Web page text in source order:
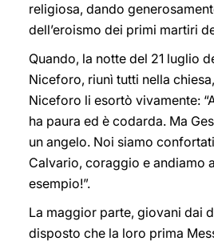
religiosa, dando
dell’eroismo dei primi martiri
Quando, la notte del 21 luglio
Niceforo, riunì tutti nella
Niceforo li esortò vivamente:
ha paura ed è codarda. Ma
un angelo. Noi siamo
Calvario, coraggio e andiamo
esempio!”.
La maggior parte, giovani dai
disposto che la loro prima